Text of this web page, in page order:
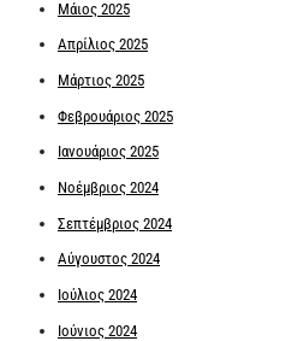
Μάιος 2025
Απρίλιος 2025
Μάρτιος 2025
Φεβρουάριος 2025
Ιανουάριος 2025
Νοέμβριος 2024
Σεπτέμβριος 2024
Αύγουστος 2024
Ιούλιος 2024
Ιούνιος 2024